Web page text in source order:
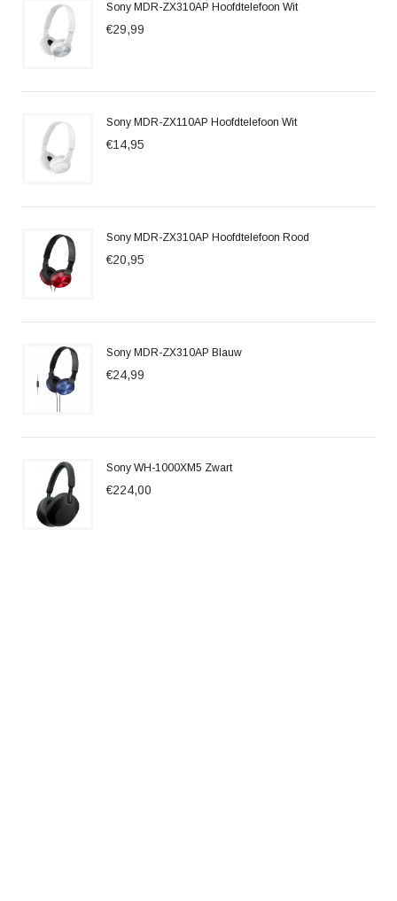
Sony MDR-ZX310AP Hoofdtelefoon Wit
€29,99
Sony MDR-ZX110AP Hoofdtelefoon Wit
€14,95
Sony MDR-ZX310AP Hoofdtelefoon Rood
€20,95
Sony MDR-ZX310AP Blauw
€24,99
Sony WH-1000XM5 Zwart
€224,00